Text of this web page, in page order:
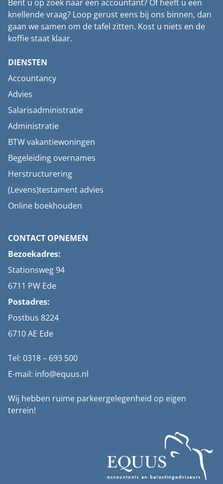
Bent u op zoek naar een accountant? Of heeft u een
knellende vraag? Loop gerust eens bij ons binnen, dan
gaan we samen om de tafel zitten. Kost u niets en de
koffie staat klaar.
DIENSTEN
Accountancy
Advies
Salarisadministratie
Administratie
BTW vakantiewoningen
Begeleiding overnames
Herstructurering
(Levens)testament advies
Online boekhouden
CONTACT OPNEMEN
Bezoekadres:
Stationsweg 94
6711 PW Ede
Postadres:
Postbus 8224
6710 AE Ede
Tel: 0318 – 693 500
E-mail: info@equus.nl
Wij hebben ruime parkeergelegenheid op eigen
terrein!